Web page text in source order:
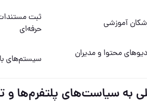
آموزشی
ثبت
حرفه‌ای
محتوا و مدیران
سیستم‌های
به سیاست‌های پلتفرم‌ها و